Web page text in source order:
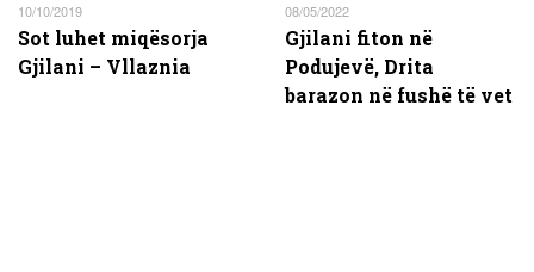
10/10/2019
Sot luhet miqësorja
Gjilani – Vllaznia
08/05/2022
Gjilani fiton në
Podujevë, Drita
barazon në fushë të vet